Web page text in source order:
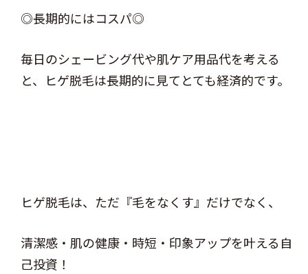
◎長期的にはコスパ◎
毎日のシェービング代や肌ケア用品代を考える
と、ヒゲ脱毛は長期的に見てとても経済的です。
ヒゲ脱毛は、ただ『毛をなくす』だけでなく、
清潔感・肌の健康・時短・印象アップを叶える自
己投資！